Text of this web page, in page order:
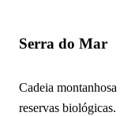
Serra do Mar
Cadeia
reservas biológicas.